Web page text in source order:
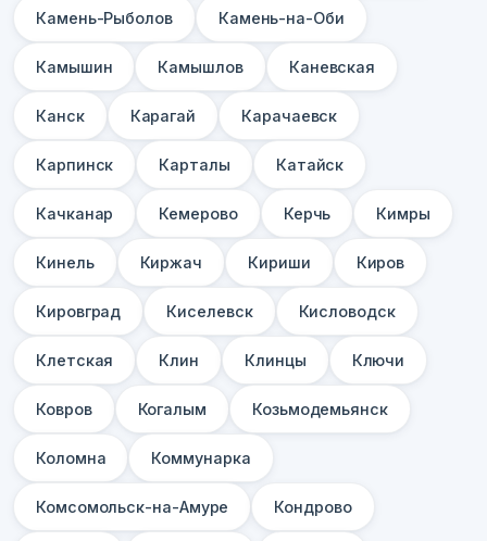
Камень-Рыболов Камень-на-Оби
Камышин Камышлов Каневская
Канск Карагай Карачаевск
Карпинск Карталы Катайск
Качканар Кемерово Керчь Кимры
Кинель Киржач Кириши Киров
Кировград Киселевск Кисловодск
Клетская Клин Клинцы Ключи
Ковров Когалым Козьмодемьянск
Коломна Коммунарка
Комсомольск-на-Амуре Кондрово